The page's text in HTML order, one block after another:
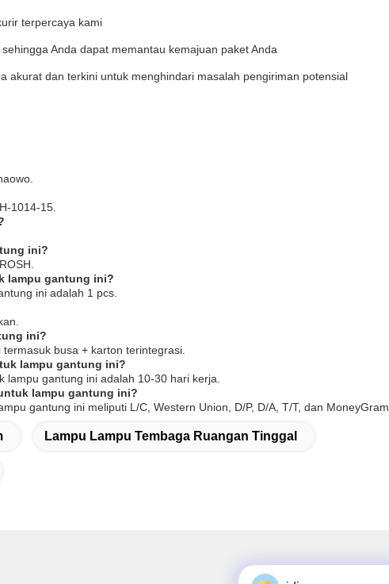
terpercaya kami
Anda dapat memantau kemajuan paket Anda
akurat dan terkini untuk menghindari masalah pengiriman potensial
1014-15.
ini?
lampu gantung ini?
ini adalah 1 pcs.
ini?
busa + karton terintegrasi.
lampu gantung ini?
gantung ini adalah 10-30 hari kerja.
lampu gantung ini?
gantung ini meliputi L/C, Western Union, D/P, D/A, T/T, dan MoneyGram.
Lampu Lampu Tembaga Ruangan Tinggal